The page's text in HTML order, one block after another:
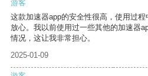
游客
这款加速器app的安全性很高，使用过
放心。我以前使用过一些其他的加速器
情况，这让我非常担心。
2025-01-09